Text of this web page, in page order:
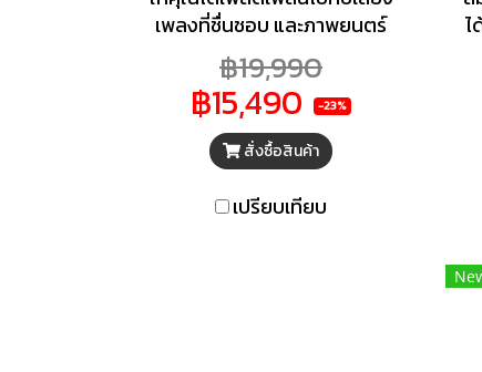
เพลงที่ชื่นชอบ และภาพยนตร์
เรื่องโปรด ด้วยซาวด์บาร์ จาก
แบรนด์ SONY มาพร้อม
คุณภาพเสียงที่เต็มเปี่ยมไปด้วย
ประสิทธิภาพ อัดแน่นไปด้วย
คุณภาพเสียงเบสที่คมชัด และ
ทรงพลัง ถูกออกแบบมาเพื่อ
ตอบสนองความต้องการของ
฿19,990
฿15,490 -23%
สั่งซื้อสินค้า
เปรียบเทียบ
ไ
ไ